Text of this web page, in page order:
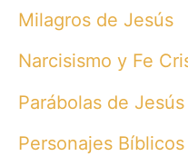
Milagros de Jesús
Narcisismo y Fe
Parábolas de Jesús
Personajes Bíblicos